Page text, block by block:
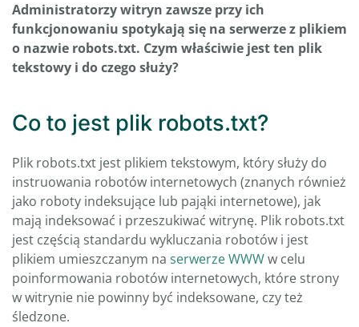
Administratorzy witryn zawsze przy ich
funkcjonowaniu spotykają się na serwerze z plikiem
o nazwie robots.txt. Czym właściwie jest ten plik
tekstowy i do czego służy?
Co to jest plik robots.txt?
Plik robots.txt jest plikiem tekstowym, który służy do
instruowania robotów internetowych (znanych również
jako roboty indeksujące lub pająki internetowe), jak
mają indeksować i przeszukiwać witrynę. Plik robots.txt
jest częścią standardu wykluczania robotów i jest
plikiem umieszczanym na serwerze WWWw celu
poinformowania robotów internetowych, które strony
w witrynie nie powinny być indeksowane, czy też
śledzone.